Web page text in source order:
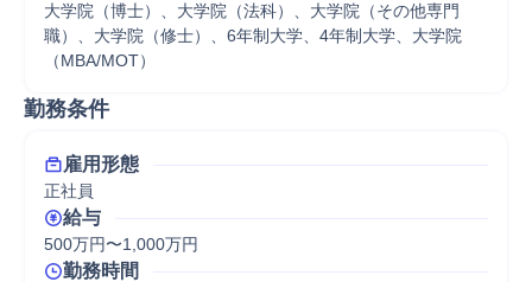
大学院（博士）、大学院（法科）、大学院（その他専門
職）、大学院（修士）、6年制大学、4年制大学、大学院
（MBA/MOT）
勤務条件
雇用形態
正社員
給与
500万円〜1,000万円
勤務時間